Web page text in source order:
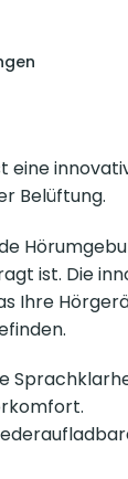
eine
Belüftung.
ist. Die
Ihre